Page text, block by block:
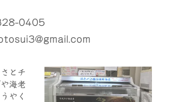
0405
とチ
海老
やく